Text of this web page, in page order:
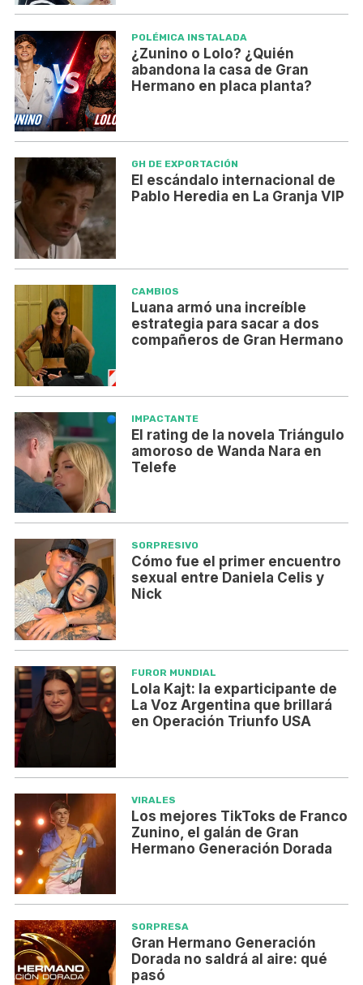
POLÉMICA INSTALADA
¿Zunino o Lolo? ¿Quién
abandona la casa de Gran
Hermano en placa planta?
GH DE EXPORTACIÓN
El escándalo internacional de
Pablo Heredia en La Granja VIP
CAMBIOS
Luana armó una increíble
estrategia para sacar a dos
compañeros de Gran Hermano
IMPACTANTE
El rating de la novela Triángulo
amoroso de Wanda Nara en
Telefe
SORPRESIVO
Cómo fue el primer encuentro
sexual entre Daniela Celis y
Nick
FUROR MUNDIAL
Lola Kajt: la exparticipante de
La Voz Argentina que brillará
en Operación Triunfo USA
VIRALES
Los mejores TikToks de Franco
Zunino, el galán de Gran
Hermano Generación Dorada
SORPRESA
Gran Hermano Generación
Dorada no saldrá al aire: qué
pasó